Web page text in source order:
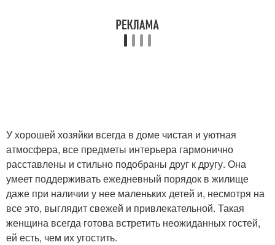
У хорошей хозяйки всегда в доме чистая и уютная
атмосфера, все предметы интерьера гармонично
расставлены и стильно подобраны друг к другу. Она
умеет поддерживать ежедневный порядок в жилище
даже при наличии у нее маленьких детей и, несмотря на
все это, выглядит свежей и привлекательной. Такая
женщина всегда готова встретить неожиданных гостей,
ей есть, чем их угостить.